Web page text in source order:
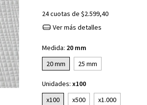
24cuotas de $2.599,40
Ver más detalles
Medida: 20 mm
20 mm
25 mm
Unidades: x100
x100
x500 x1.000